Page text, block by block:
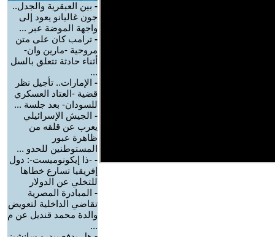
- بين العبقرية والجدل..
جون غاليانو يعود إلى
واجهة الموضة عبر ...
- ترامب كان على متن
مروحية -مارين وان-
أثناء حادثة تتعلق بالسل
...
- الإمارات.. تأجيل نظر
قضية -العتاد العسكري
للسودان- بعد جلسة ...
- الجيش الإسرائيلي
يعرب عن قلقه من
ظاهرة عبور
المستوطنين للحدو ...
- -ذا إيكونوميست-: دول
إفريقيا تسارع خطاها
للتخلي عن الدولار
- المبادرة المصرية
تقاضي الداخلية لتعويض
والدة محمد قنديل عن م
...